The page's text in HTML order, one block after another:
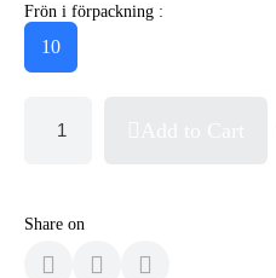
Frön i förpackning :
10
Share on